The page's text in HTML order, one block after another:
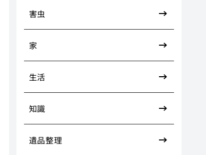
害虫
家
生活
知識
遺品整理